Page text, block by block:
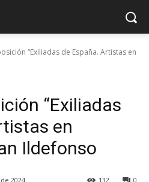
“Exiliadas de España. Artistas en
“Exiliadas
en
Ildefonso
2024 0
132